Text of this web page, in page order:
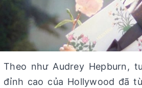
Theo như Audrey Hepburn,
đỉnh cao của Hollywood đã